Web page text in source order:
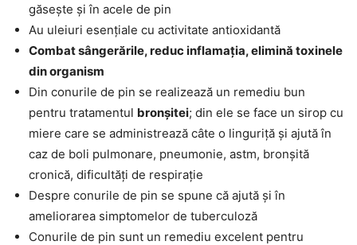
găsește și în acele de pin
Au uleiuri esențiale cu activitate antioxidantă
Combat sângerările, reduc inflamația, elimină toxinele
din organism
Din conurile de pin se realizează un remediu bun
pentru tratamentul bronșitei; din ele se face un sirop cu
miere care se administrează câte o linguriță și ajută în
caz de boli pulmonare, pneumonie, astm, bronșită
cronică, dificultăți de respirație
Despre conurile de pin se spune că ajută și în
ameliorarea simptomelor de tuberculoză
Conurile de pin sunt un remediu excelent pentru